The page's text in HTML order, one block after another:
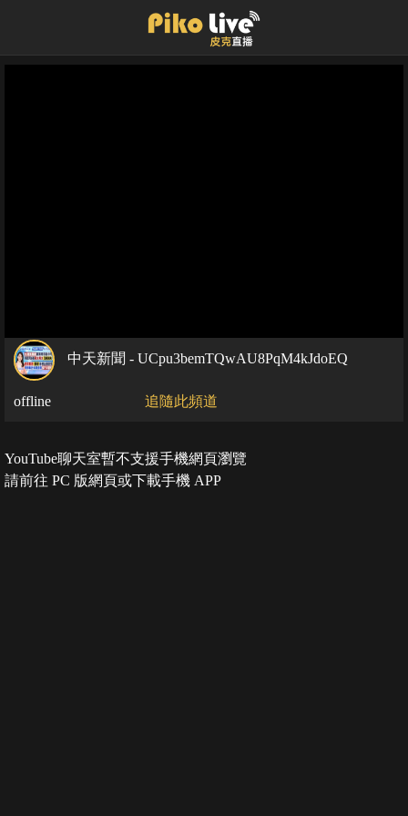
中天新聞 - UCpu3bemTQwAU8PqM4kJdoEQ
offline 追隨此頻道
YouTube聊天室暫不支援手機網頁瀏覽
請前往 PC 版網頁或下載手機 APP